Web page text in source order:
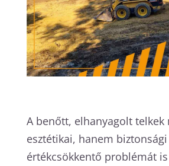
A benőtt, elhanyagolt telkek
esztétikai, hanem biztonsági
értékcsökkentő problémát